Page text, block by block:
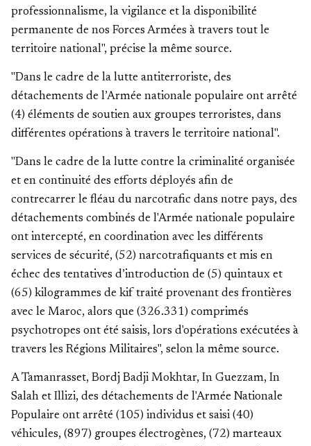
professionnalisme, la vigilance et la disponibilité
permanente de nos Forces Armées à travers tout le
territoire national", précise la même source.
"Dans le cadre de la lutte antiterroriste, des
détachements de l’Armée nationale populaire ont arrêté
(4) éléments de soutien aux groupes terroristes, dans
différentes opérations à travers le territoire national".
"Dans le cadre de la lutte contre la criminalité organisée
et en continuité des efforts déployés afin de
contrecarrer le fléau du narcotrafic dans notre pays, des
détachements combinés de l'Armée nationale populaire
ont intercepté, en coordination avec les différents
services de sécurité, (52) narcotrafiquants et mis en
échec des tentatives d’introduction de (5) quintaux et
(65) kilogrammes de kif traité provenant des frontières
avec le Maroc, alors que (326.331) comprimés
psychotropes ont été saisis, lors d'opérations exécutées à
travers les Régions Militaires", selon la même source.
A Tamanrasset, Bordj Badji Mokhtar, In Guezzam, In
Salah et Illizi, des détachements de l'Armée Nationale
Populaire ont arrêté (105) individus et saisi (40)
véhicules, (897) groupes électrogènes, (72) marteaux